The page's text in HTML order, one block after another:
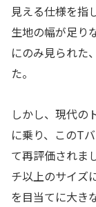
見える仕様を指
生地の幅が足り
にのみ見られた
た。
しかし、現代の
に乗り、このT
て再評価されま
チ以上のサイズ
を目当てに大き